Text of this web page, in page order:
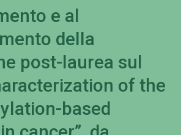
e al
della
post-laurea sul
of the
based